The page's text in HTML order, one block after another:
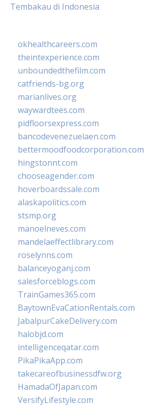
Tembakau di Indonesia
okhealthcareers.com
theintexperience.com
unboundedthefilm.com
catfriends-bg.org
marianlives.org
waywardtees.com
pidfloorsexpress.com
bancodevenezuelaen.com
bettermoodfoodcorporation.com
hingstonnt.com
chooseagender.com
hoverboardssale.com
alaskapolitics.com
stsmp.org
manoelneves.com
mandelaeffectlibrary.com
roselynns.com
balanceyoganj.com
salesforceblogs.com
TrainGames365.com
BaytownEvaCationRentals.com
JabalpurCakeDelivery.com
halobjd.com
intelligenceqatar.com
PikaPikaApp.com
takecareofbusinessdfw.org
HamadaOfJapan.com
VersifyLifestyle.com